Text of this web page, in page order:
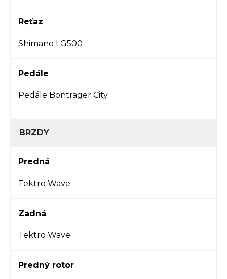
Reťaz
Shimano LG500
Pedále
Pedále Bontrager City
BRZDY
Predná
Tektro Wave
Zadná
Tektro Wave
Predný rotor